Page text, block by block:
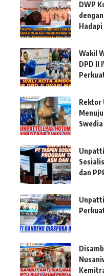
DWP
Wakil
DPD II
Rektor
Swedia
Unpatti
dan